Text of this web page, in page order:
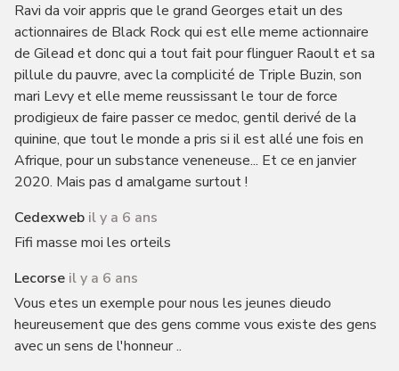
Ravi da voir appris que le grand Georges etait un des
actionnaires de Black Rock qui est elle meme actionnaire
de Gilead et donc qui a tout fait pour flinguer Raoult et sa
pillule du pauvre, avec la complicité de Triple Buzin, son
mari Levy et elle meme reussissant le tour de force
prodigieux de faire passer ce medoc, gentil derivé de la
quinine, que tout le monde a pris si il est allé une fois en
Afrique, pour un substance veneneuse... Et ce en janvier
2020. Mais pas d amalgame surtout !
Cedexweb il y a 6 ans
Fifi masse moi les orteils
Lecorse il y a 6 ans
Vous etes un exemple pour nous les jeunes dieudo
heureusement que des gens comme vous existe des gens
avec un sens de l'honneur ..